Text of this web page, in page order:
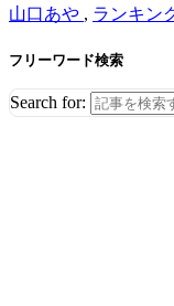
山口あや , ランキン
フリーワード検索
Search for: